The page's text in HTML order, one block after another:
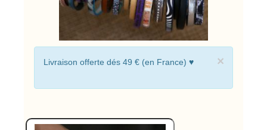
×
Livraison offerte dés 49 € (en France) ♥